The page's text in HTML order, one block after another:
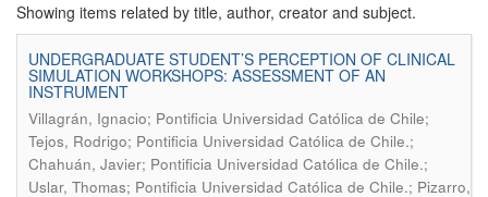
Showing items related by title, author, creator and subject.
UNDERGRADUATE STUDENT’S PERCEPTION OF CLINICAL
SIMULATION WORKSHOPS: ASSESSMENT OF AN
INSTRUMENT
Villagrán, Ignacio; Pontificia Universidad Católica de Chile;
Tejos, Rodrigo; Pontificia Universidad Católica de Chile.;
Chahuán, Javier; Pontificia Universidad Católica de Chile.;
Uslar, Thomas; Pontificia Universidad Católica de Chile.; Pizarro,